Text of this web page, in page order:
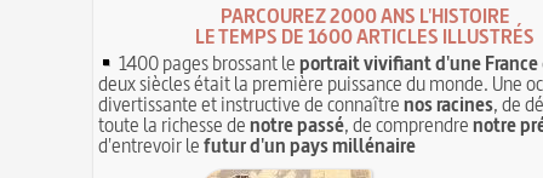
PARCOUREZ 2000 ANS L'HISTOIRE
LE TEMPS DE 1600 ARTICLES ILLUSTRÉS
1400 pages brossant leportrait vivifiant d'une France
deux siècles était la première puissance du monde. Une
divertissante et instructive de connaîtrenos racines, de
toute la richesse denotre passé, de comprendrenotre
d'entrevoir lefutur d'un pays millénaire